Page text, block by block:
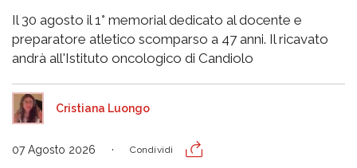
Il 30 agosto il 1° memorial dedicato al docente e
preparatore atletico scomparso a 47 anni. Il ricavato
andrà all'Istituto oncologico di Candiolo
Cristiana Luongo
07 Agosto 2026 Condividi